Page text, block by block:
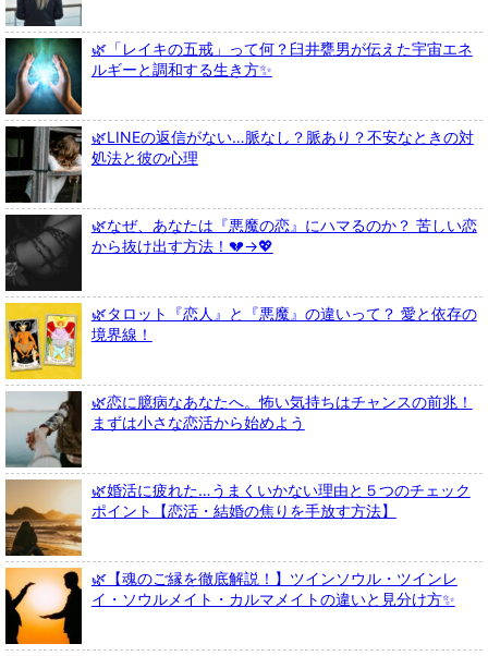
🌿「レイキの五戒」って何？臼井甕男が伝えた宇宙エネ
ルギーと調和する生き方✨
🌿LINEの返信がない…脈なし？脈あり？不安なときの対
処法と彼の心理
🌿なぜ、あなたは『悪魔の恋』にハマるのか？ 苦しい恋
から抜け出す方法！💔→💖
🌿タロット『恋人』と『悪魔』の違いって？ 愛と依存の
境界線！
🌿恋に臆病なあなたへ。怖い気持ちはチャンスの前兆！
まずは小さな恋活から始めよう
🌿婚活に疲れた…うまくいかない理由と５つのチェック
ポイント【恋活・結婚の焦りを手放す方法】
🌿【魂のご縁を徹底解説！】ツインソウル・ツインレ
イ・ソウルメイト・カルマメイトの違いと見分け方✨